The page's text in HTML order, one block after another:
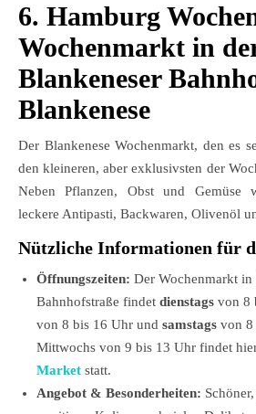
6. Hamburg
Wochenmarkt in
Blankeneser
Blankenese
Der Blankenese Wochenmarkt, den es
den kleineren, aber exklusivsten der
Neben Pflanzen, Obst und Gemüse
leckere Antipasti, Backwaren, Olivenöl
Nützliche Informationen für
Öffnungszeiten: Der Wochenmarkt in
Bahnhofstraße findet dienstags von 8
von 8 bis 16 Uhr und samstags von 8
Mittwochs von 9 bis 13 Uhr findet
Market statt.
Angebot & Besonderheiten: